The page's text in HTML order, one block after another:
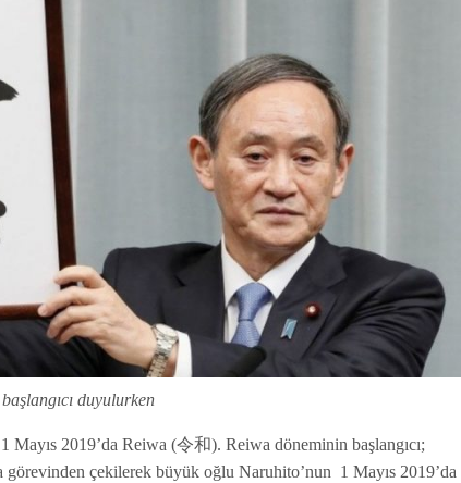
duyulurken
Mayıs 2019’da Reiwa (令和). Reiwa döneminin başlangıcı;
çekilerek büyük oğlu Naruhito’nun 1 Mayıs 2019’da